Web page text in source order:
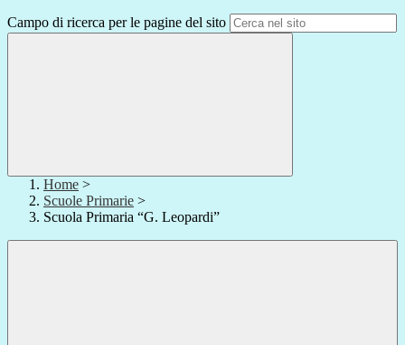
Campo di ricerca per le pagine del sito
Home >
Scuole Primarie >
Scuola Primaria “G. Leopardi”